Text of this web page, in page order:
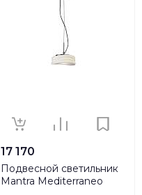
17 170
Подвесной светильник
Mantra Mediterraneo